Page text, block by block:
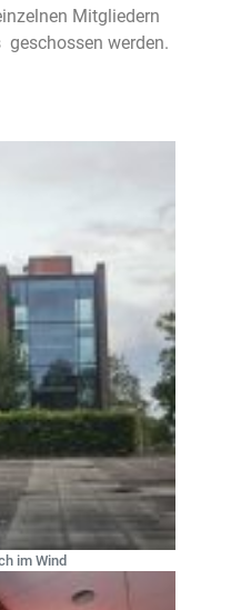
Mitgliedern
werden.
im Wind